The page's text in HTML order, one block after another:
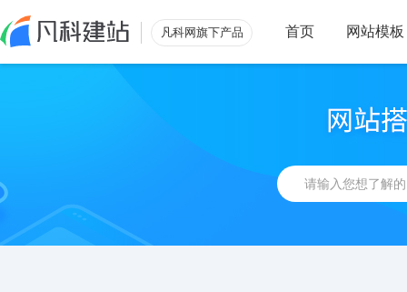
凡科网旗下产品 首页 网站模板